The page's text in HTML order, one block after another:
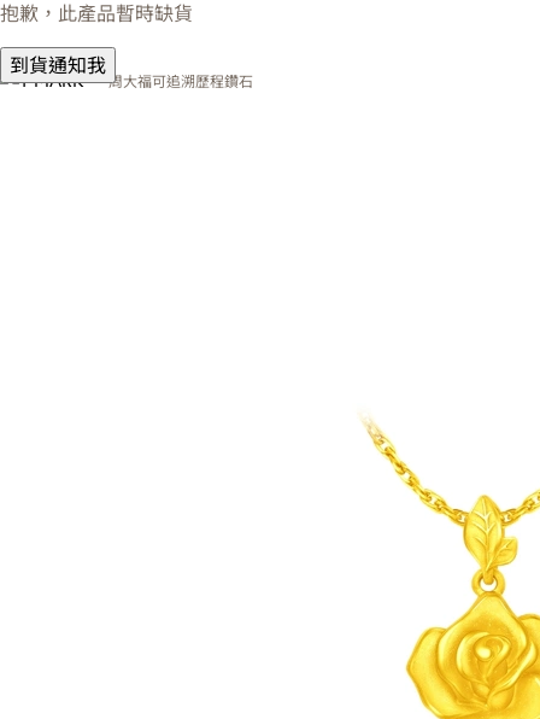
抱歉，此產品暫時缺貨
到貨通知我
周大福可追溯歷程鑽石